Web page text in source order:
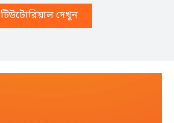
টিউটোরিয়াল দেখুন